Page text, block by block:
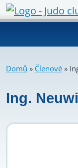
Domů » Členové »
Ing.